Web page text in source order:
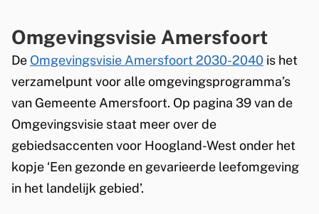
Omgevingsvisie Amersfoort
De Omgevingsvisie Amersfoort 2030-2040 is het
verzamelpunt voor alle omgevingsprogramma’s
van Gemeente Amersfoort. Op pagina 39 van de
Omgevingsvisie staat meer over de
gebiedsaccenten voor Hoogland-West onder het
kopje ‘Een gezonde en gevarieerde leefomgeving
in het landelijk gebied’.